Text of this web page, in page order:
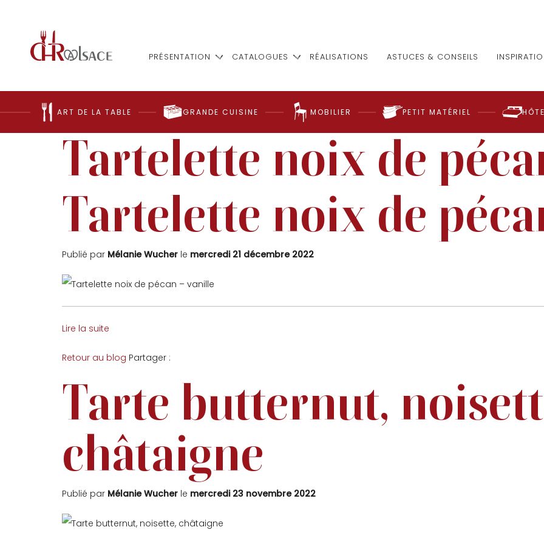
PRÉSENTATION CATALOGUES RÉALISATIONS ASTUCES & CONSEILS
ART DE LA TABLE GRANDE CUISINE MOBILIER PETIT MATÉRIEL
Tartelette noix de
Tartelette noix de
Publié par Mélanie Wucher le mercredi 21 décembre 2022
Lire la suite
Retour au blog Partager :
Tarte butternut,
châtaigne
Publié par Mélanie Wucher le mercredi 23 novembre 2022